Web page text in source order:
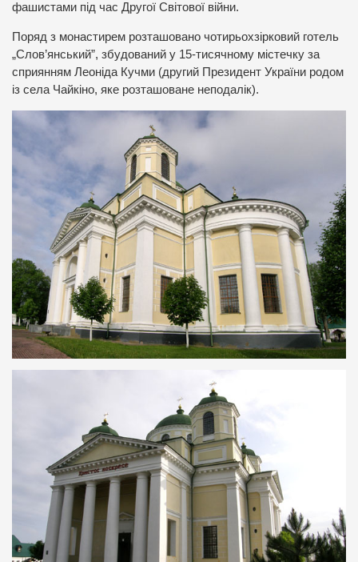
фашистами під час Другої Світової війни.
Поряд з монастирем розташовано чотирьохзірковий готель
„Слов’янський”, збудований у 15-тисячному містечку за
сприянням Леоніда Кучми (другий Президент України родом
із села Чайкіно, яке розташоване неподалік).